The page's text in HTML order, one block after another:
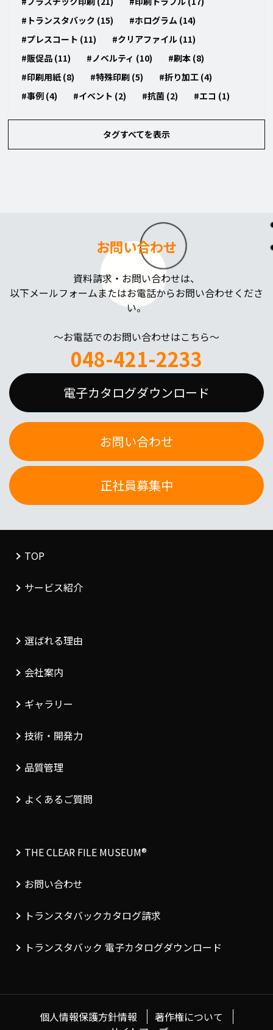
#トランスタバック (15)
#ホログラム (14)
#プレスコート (11)
#クリアファイル (11)
#販促品 (11)
#ノベルティ (10)
#刷本 (8)
#印刷用紙 (8)
#特殊印刷 (5)
#折り加工 (4)
#事例 (4)
#イベント (2) #抗菌 (2) #エコ (1)
タグすべてを表示
お問い合わせ
資料請求・お問い合わせは、
以下メールフォームまたはお電話からお問い合わせくださ
い。
～お電話でのお問い合わせはこちら～
048-421-2233
電子カタログダウンロード
お問い合わせ
正社員募集中
TOP
サービス紹介
選ばれる理由
会社案内
ギャラリー
技術・開発力
品質管理
よくあるご質問
THE CLEAR FILE MUSEUM®︎
お問い合わせ
トランスタバックカタログ請求
トランスタバック 電子カタログダウンロード
個人情報保護方針情報
著作権について